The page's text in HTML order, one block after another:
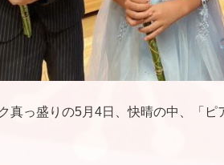
真っ盛りの5月4日、快晴の中、「